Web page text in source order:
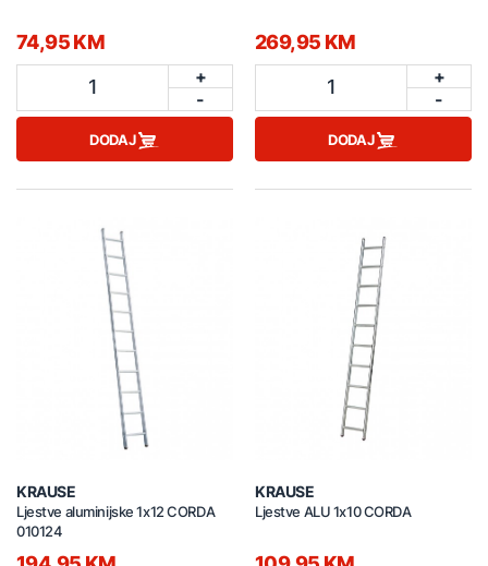
74,95 KM
1
+
-
DODAJ
269,95 KM
1
+
-
DODAJ
KRAUSE
Ljestve aluminijske 1x12 CORDA
010124
KRAUSE
Ljestve ALU 1x10 CORDA